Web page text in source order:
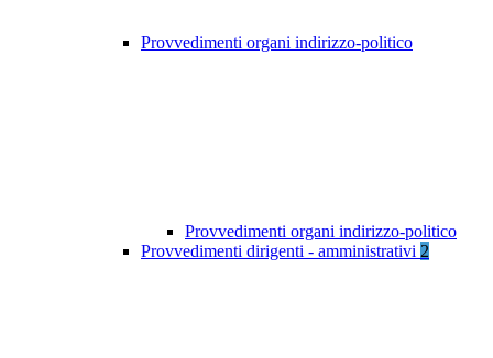
Provvedimenti organi indirizzo-politico
Provvedimenti organi indirizzo-politico
Provvedimenti dirigenti - amministrativi 2